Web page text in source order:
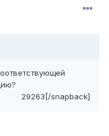
29263[/snapback]